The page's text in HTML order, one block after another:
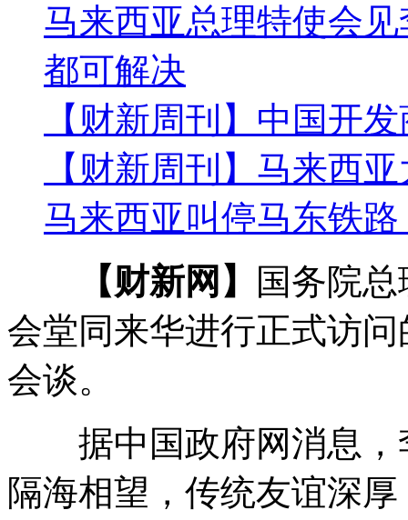
马来西亚总理特使会
都可解决
【财新周刊】中国开
【财新周刊】马来西
马来西亚叫停马东铁
【财新网】
国务院
会堂同来华进行正式访问
会谈。
据中国政府网消息，
隔海相望，传统友谊深